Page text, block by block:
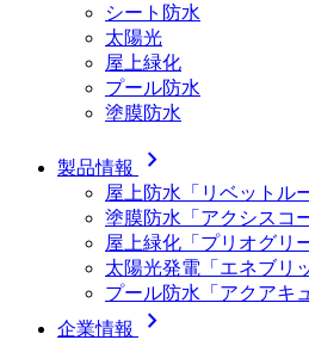
シート防水
太陽光
屋上緑化
プール防水
塗膜防水
製品情報 chevron_right
屋上防水「リベットル
塗膜防水「アクシスコ
屋上緑化「プリオグリ
太陽光発電「エネブリ
プール防水「アクアキ
企業情報
chevron_right